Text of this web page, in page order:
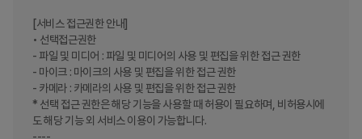
[서비스 접근권한 안내]
• 선택접근권한
- 파일 및 미디어 : 파일 및 미디어의 사용 및 편집을 위한 접근 권한
- 마이크 : 마이크의 사용 및 편집을 위한 접근 권한
- 카메라 : 카메라의 사용 및 편집을 위한 접근 권한
* 선택 접근 권한은 해당 기능을 사용할 때 허용이 필요하며, 비허용시에
도 해당 기능 외 서비스 이용이 가능합니다.
----